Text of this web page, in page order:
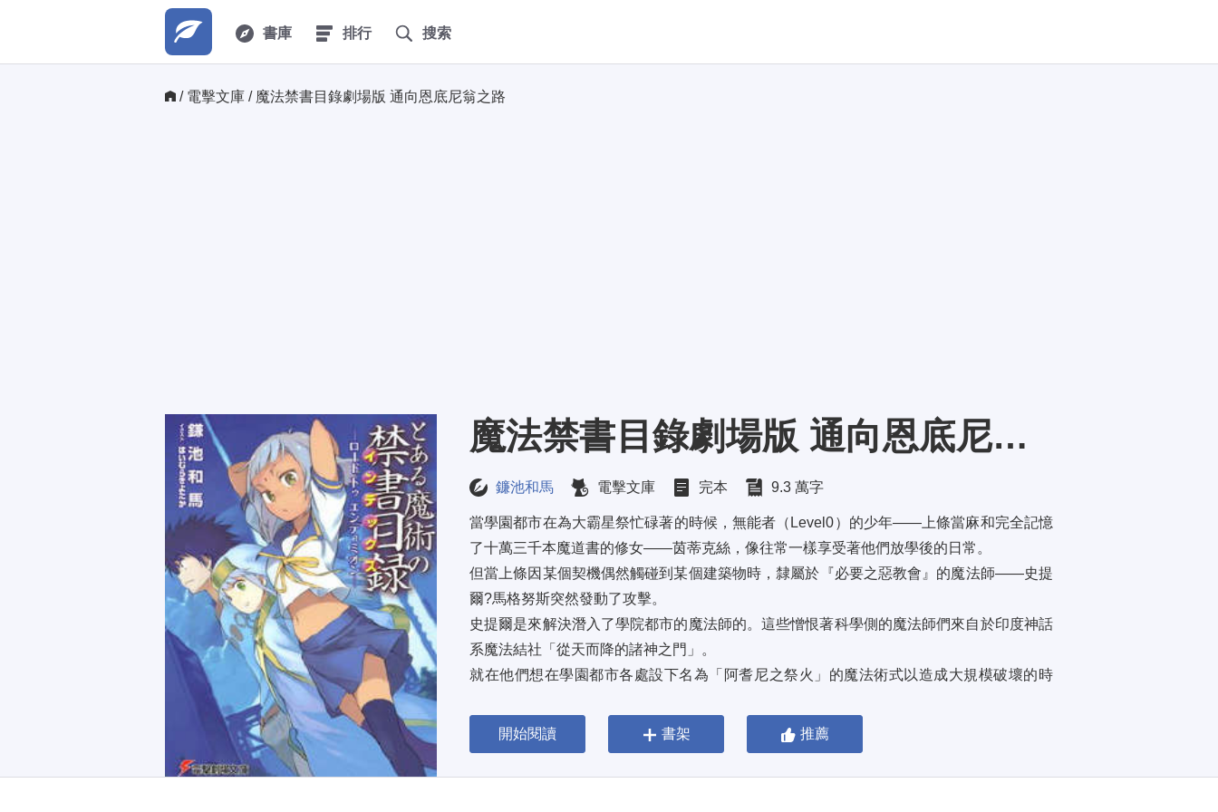
書庫 排行 搜索
/ 電擊文庫 / 魔法禁書目錄劇場版 通向恩底尼翁之路
魔法禁書目錄劇場版 通向恩底尼翁之路
鐮池和馬 電擊文庫 完本 9.3 萬字
當學園都市在為大霸星祭忙碌著的時候，無能者（Level0）的少年——上條當麻和完全記憶
了十萬三千本魔道書的修女——茵蒂克絲，像往常一樣享受著他們放學後的日常。
但當上條因某個契機偶然觸碰到某個建築物時，隸屬於『必要之惡教會』的魔法師——史提
爾?馬格努斯突然發動了攻擊。
史提爾是來解決潛入了學院都市的魔法師的。這些憎恨著科學側的魔法師們來自於印度神話
系魔法結社「從天而降的諸神之門」。
就在他們想在學園都市各處設下名為「阿耆尼之祭火」的魔法術式以造成大規模破壞的時
開始閱讀 書架 推薦